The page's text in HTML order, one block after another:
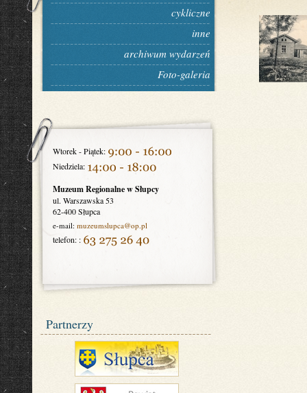
cykliczne
inne
archiwum wydarzeń
Foto-galeria
Wtorek - Piątek:
Niedziela:
Muzeum Regionalne w Słupcy
ul. Warszawska 53
62-400 Słupca
e-mail: muzeumslupca@op.pl
telefon: :
Partnerzy